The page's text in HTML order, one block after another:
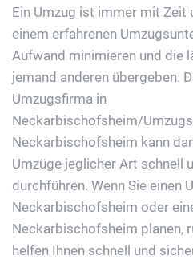
Ein Umzug ist immer mit Zeit
einem erfahrenen
Aufwand minimieren und die
jemand anderen übergeben.
Umzugsfirma in
Neckarbischofsheim/
Neckarbischofsheim kann
Umzüge jeglicher Art schnell
durchführen. Wenn Sie einen
Neckarbischofsheim oder
Neckarbischofsheim planen,
helfen Ihnen schnell und